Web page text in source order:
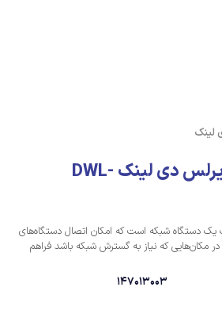
لینک
اکسس پوینت وایرلس دی لینک DWL-
دستگاه شبکه است که امکان اتصال دستگاه‌های
مکان‌هایی که نیاز به ‏گسترش شبکه باشد فراهم
147013003